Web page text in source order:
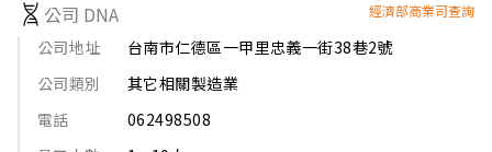
公司 DNA 經濟部商業司查詢
公司地址
台南市仁德區一甲里忠義一街38巷2號
公司類別
其它相關製造業
電話
062498508